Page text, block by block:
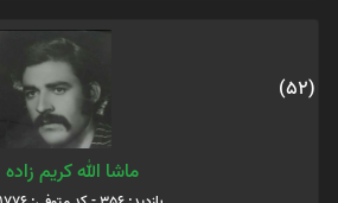
(52)
ماشا الله کریم زاده